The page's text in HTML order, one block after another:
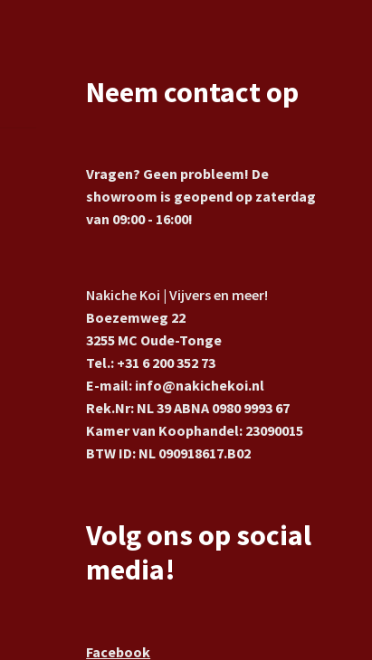
Neem contact op
Vragen? Geen probleem! De
showroom is geopend op zaterdag
van 09:00 - 16:00!
Nakiche Koi | Vijvers en meer!
Boezemweg 22
3255 MC Oude-Tonge
Tel.: +31 6 200 352 73
E-mail: info@nakichekoi.nl
Rek.Nr: NL 39 ABNA 0980 9993 67
Kamer van Koophandel: 23090015
BTW ID: NL 090918617.B02
Volg ons op social
media!
Facebook